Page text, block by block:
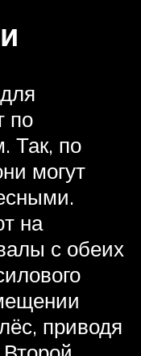
по
Так, по
могут
на
с обеих
приводя